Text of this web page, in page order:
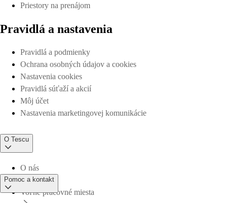
Priestory na prenájom
Pravidlá a nastavenia
Pravidlá a podmienky
Ochrana osobných údajov a cookies
Nastavenia cookies
Pravidlá súťaží a akcií
Môj účet
Nastavenia marketingovej komunikácie
O Tescu
O nás
Voľné pracovné miesta
Pomoc a kontakt